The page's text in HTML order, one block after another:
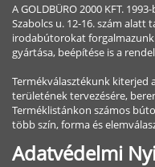
A GOLDBÜRO 2000 KFT.
Szabolcs u. 12-16. szám
irodabútorokat
gyártása, beépítése is a
Termékválasztékunk kiterjed
területének tervezésére,
Terméklistánkon számos
több szín, forma és
Adatvédelmi